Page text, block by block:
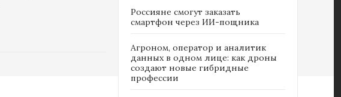
Россияне cмогут заказать
смартфон через ИИ-пощника
Агроном, оператор и аналитик
данных в одном лице: как дроны
создают новые гибридные
профессии